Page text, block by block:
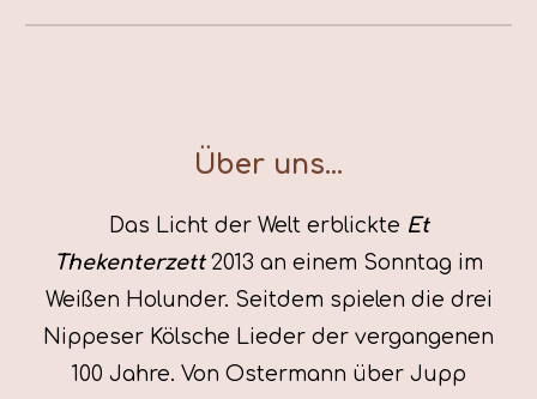
Über uns...
Das Licht der Welt erblickte Et
Thekenterzett2013 an einem Sonntag im
Weißen Holunder. Seitdem spielen die drei
Nippeser Kölsche Lieder der vergangenen
100 Jahre. Von Ostermann über Jupp